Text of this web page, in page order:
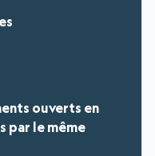
ouverts en
par le même